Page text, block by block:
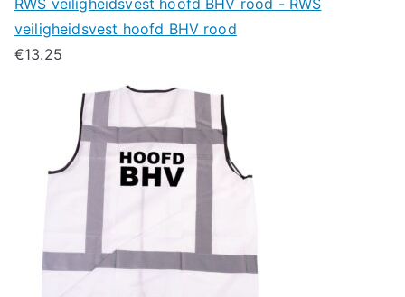
veiligheidsvest hoofd BHV rood
€13.25